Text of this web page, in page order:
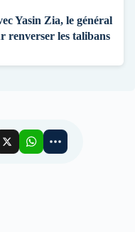
Yasin Zia, le général
renverser les talibans